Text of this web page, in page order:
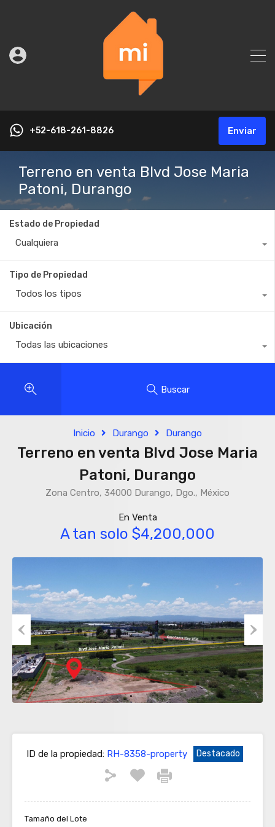
+52-618-261-8826 Enviar
Terreno en venta Blvd Jose Maria
Patoni, Durango
Estado de Propiedad
Cualquiera
Tipo de Propiedad
Todos los tipos
Ubicación
Todas las ubicaciones
Buscar
Inicio Durango Durango
Terreno en venta Blvd Jose Maria
Patoni, Durango
Zona Centro, 34000 Durango, Dgo., México
En Venta
A tan solo $4,200,000
Previous Next
ID de la propiedad:RH-8358-property Destacado
Tamaño del Lote